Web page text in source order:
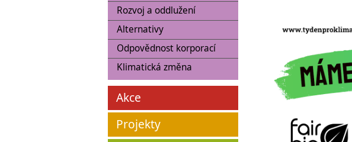
Rozvoj a oddlužení
Alternativy
Odpovědnost korporací
Klimatická změna
Akce
Projekty